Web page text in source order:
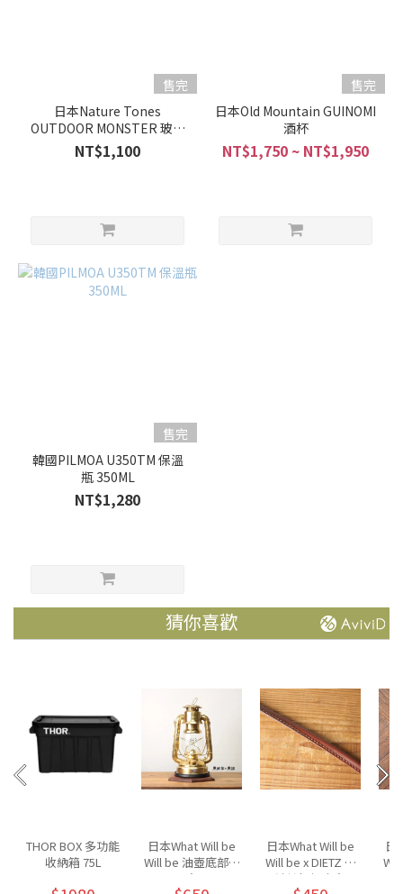
售完
日本Nature Tones
OUTDOOR MONSTER 玻璃
杯360ml
NT$1,100
售完
日本Old Mountain GUINOMI
酒杯
NT$1,750 ~ NT$1,950
售完
韓國PILMOA U350TM 保溫
瓶 350ML
NT$1,280
猜你喜歡
THOR BOX 多功能
收納箱 75L
日本What Will be
Will be 油壺底部皮
套
日本What Will be
Will be x DIETZ 煤
油燈提把皮套
日